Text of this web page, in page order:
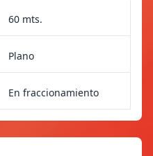
60 mts.
Plano
En fraccionamiento